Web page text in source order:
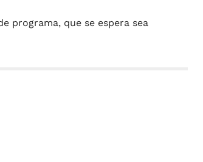
programa, que se espera sea